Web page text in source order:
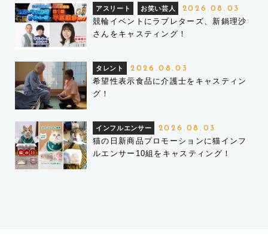
アスリート お笑い芸人 2026.08.03
競輪イベントにラブレターズ、新鍋理沙
さんをキャスティング！
タレント 2026.08.03
希望性表示食品に介護士をキャスティン
グ！
インフルエンサー 2026.08.03
猫の日新商品プロモーションに猫インフ
ルエンサー10組をキャスティング！